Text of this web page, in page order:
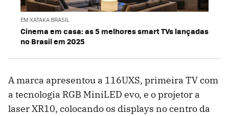
EM XATAKA BRASIL
Cinema em casa: as 5 melhores smart TVs lançadas
no Brasil em 2025
A marca apresentou a 116UXS, primeira TV com
a tecnologia RGB MiniLED evo, e o projetor a
laser XR10, colocando os displays no centro da